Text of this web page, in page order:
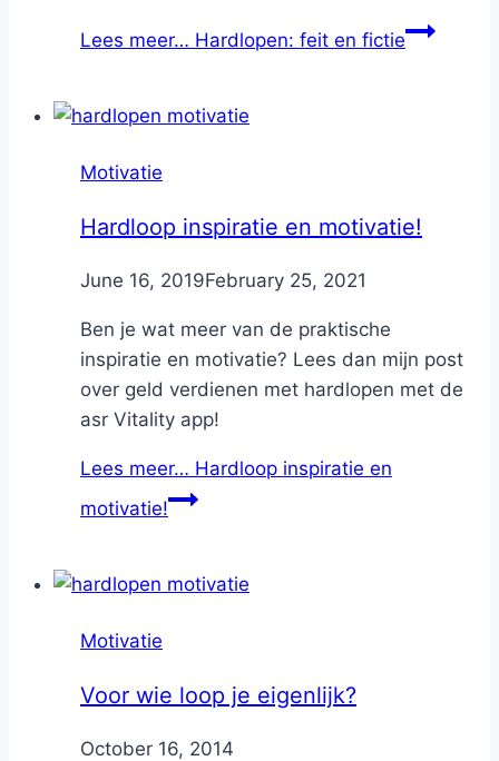
Lees meer… Hardlopen: feit en fictie
Motivatie
Hardloop inspiratie en motivatie!
ByNicole
June 16, 2019February 25, 2021
Ben je wat meer van de praktische
inspiratie en motivatie? Lees dan mijn post
over geld verdienen met hardlopen met de
asr Vitality app!
Lees meer… Hardloop inspiratie en
motivatie!
Motivatie
Voor wie loop je eigenlijk?
ByNicole
October 16, 2014